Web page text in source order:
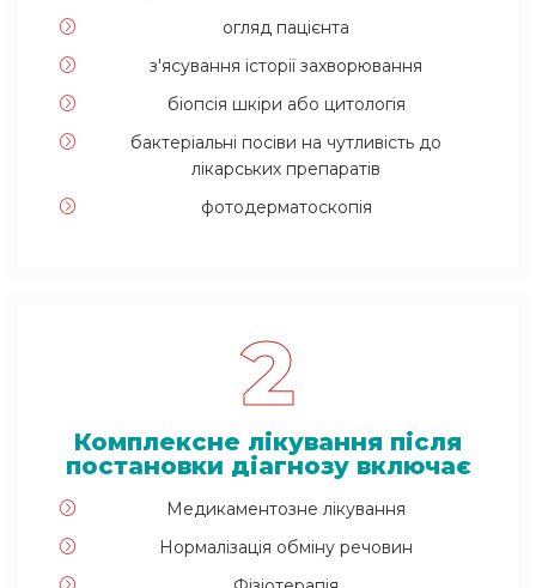
огляд пацієнта
з'ясування історії захворювання
біопсія шкіри або цитологія
бактеріальні посіви на чутливість до
лікарських препаратів
фотодерматоскопія
2
Комплексне лікування після
постановки діагнозу включає
Медикаментозне лікування
Нормалізація обміну речовин